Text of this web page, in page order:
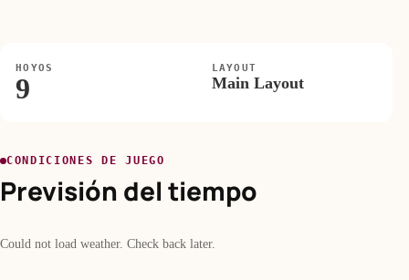
HOYOS
9
LAYOUT
Main Layout
CONDICIONES DE JUEGO
Previsión del tiempo
Could not load weather. Check back later.